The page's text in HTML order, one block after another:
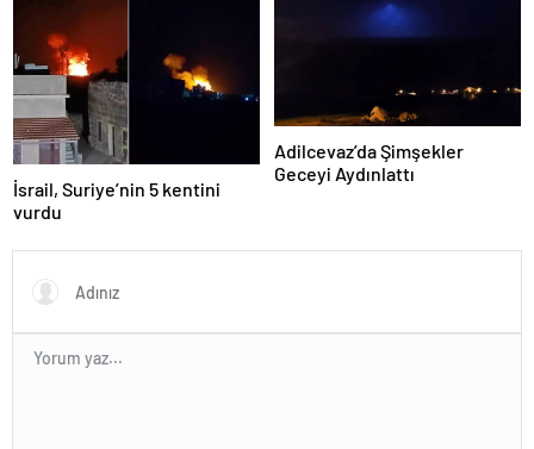
İsrail, Suriye’nin 5 kentini
vurdu
Adilcevaz’da Şimşekler
Geceyi Aydınlattı